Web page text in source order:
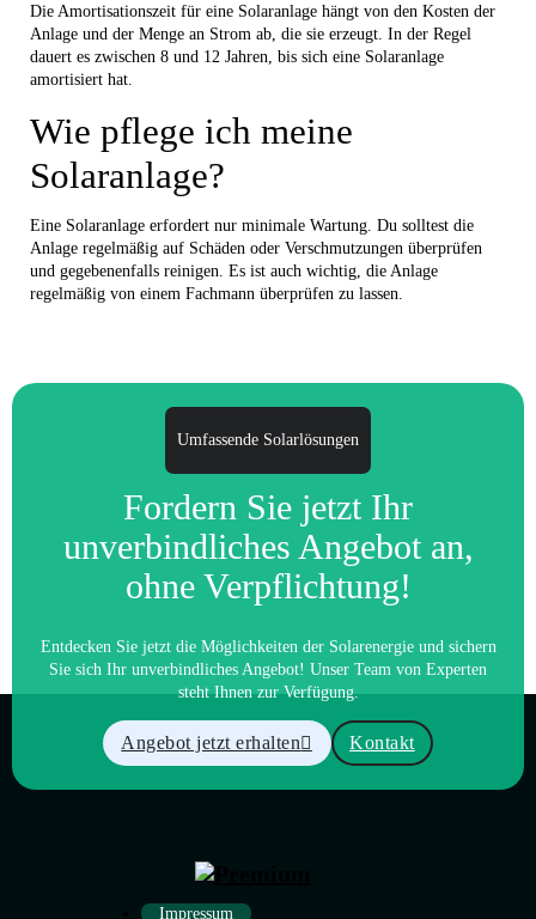
Die Amortisationszeit für eine Solaranlage hängt von den Kosten der
Anlage und der Menge an Strom ab, die sie erzeugt. In der Regel
dauert es zwischen 8 und 12 Jahren, bis sich eine Solaranlage
amortisiert hat.
Wie pflege ich meine
Solaranlage?
Eine Solaranlage erfordert nur minimale Wartung. Du solltest die
Anlage regelmäßig auf Schäden oder Verschmutzungen überprüfen
und gegebenenfalls reinigen. Es ist auch wichtig, die Anlage
regelmäßig von einem Fachmann überprüfen zu lassen.
Umfassende Solarlösungen
Fordern Sie jetzt Ihr
unverbindliches Angebot an,
ohne Verpflichtung!
Entdecken Sie jetzt die Möglichkeiten der Solarenergie und sichern
Sie sich Ihr unverbindliches Angebot! Unser Team von Experten
steht Ihnen zur Verfügung.
Angebot jetzt erhalten Kontakt
Impressum